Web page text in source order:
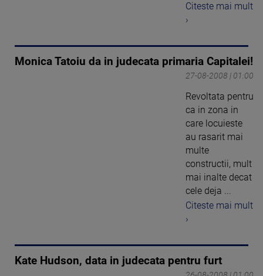
Citeste mai mult
›
Monica Tatoiu da in judecata primaria Capitalei!
27-08-2008 | 01:00
Revoltata pentru
ca in zona in
care locuieste
au rasarit mai
multe
constructii, mult
mai inalte decat
cele deja ...
Citeste mai mult
›
Kate Hudson, data in judecata pentru furt